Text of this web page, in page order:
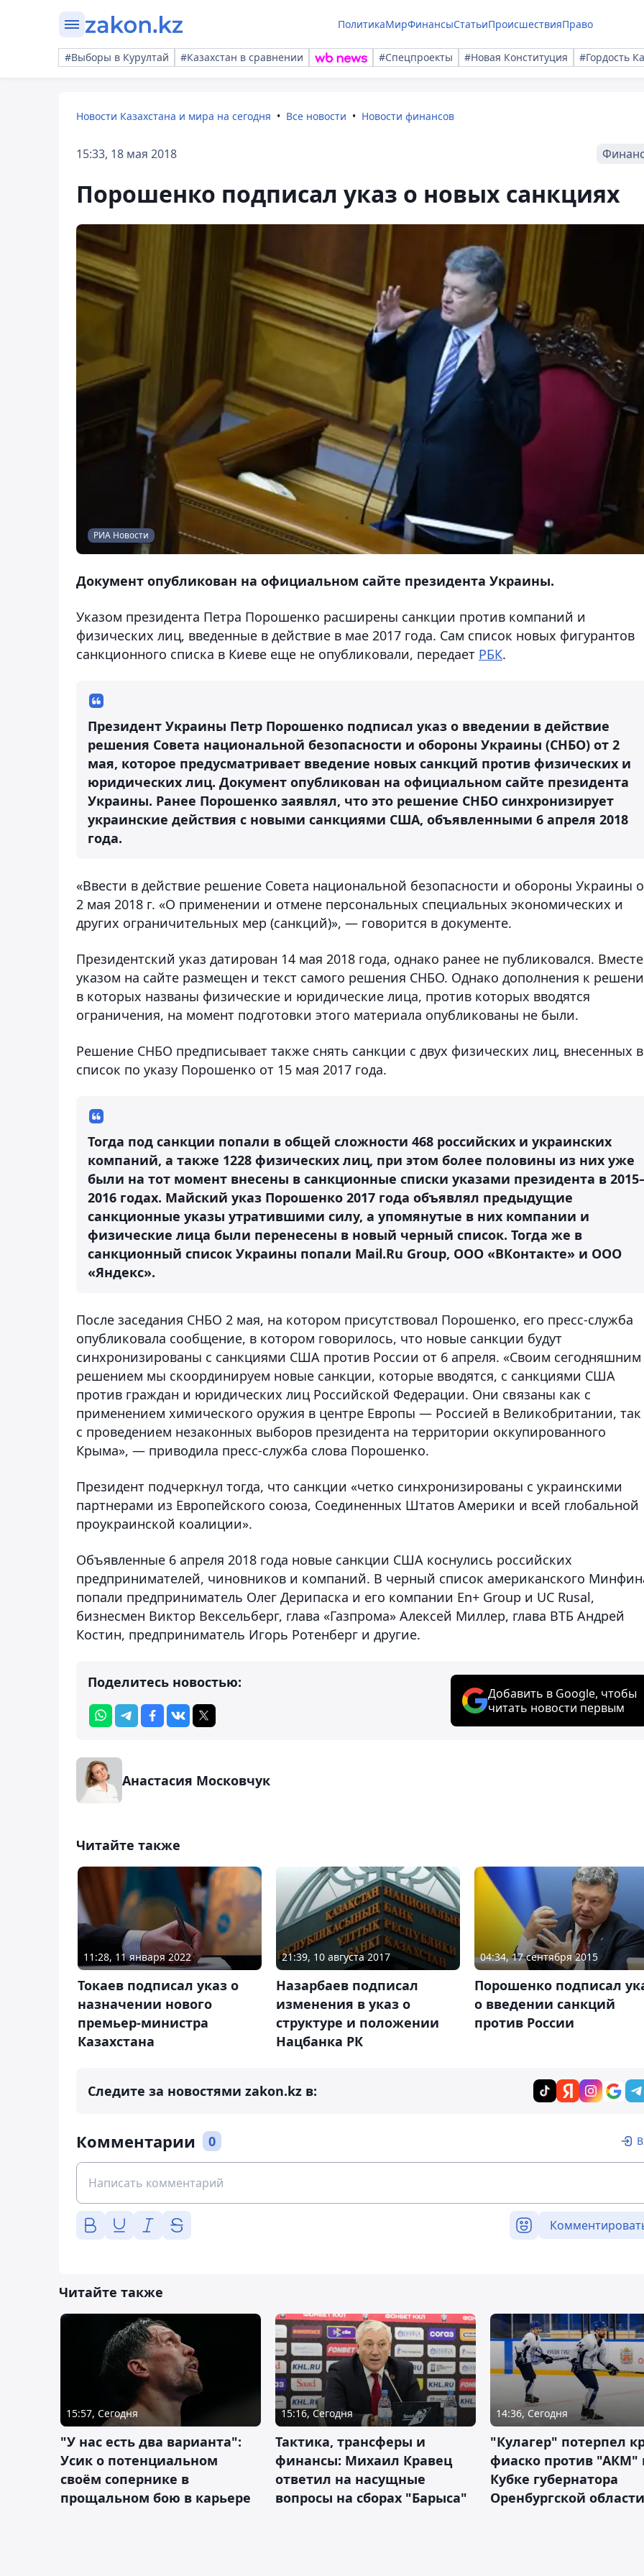
ПолитикаМирФинансыСтатьиПроисшествияПраво
#Выборы в Курултай #Казахстан в сравнении #Спецпроекты #Новая Конституция #Гордость
Новости Казахстана и мира на сегодня Все новости Новости финансов
15:33, 18 мая 2018
Порошенко подписал указ о новых санкциях
РИА Новости
Документ опубликован на официальном сайте президента Украины.
Указом президента Петра Порошенко расширены санкции против компаний и
физических лиц, введенные в действие в мае 2017 года. Сам список новых фигурантов
санкционного списка в Киеве еще не опубликовали, передает РБК.
Президент Украины Петр Порошенко подписал указ о введении в действие
решения Совета национальной безопасности и обороны Украины (СНБО) от 2
мая, которое предусматривает введение новых санкций против физических и
юридических лиц. Документ опубликован на официальном сайте президента
Украины. Ранее Порошенко заявлял, что это решение СНБО синхронизирует
украинские действия с новыми санкциями США, объявленными 6 апреля 2018
года.
«Ввести в действие решение Совета национальной безопасности и обороны Украины
2 мая 2018 г. «О применении и отмене персональных специальных экономических и
других ограничительных мер (санкций)», — говорится в документе.
Президентский указ датирован 14 мая 2018 года, однако ранее не публиковался.
указом на сайте размещен и текст самого решения СНБО. Однако дополнения к
в которых названы физические и юридические лица, против которых вводятся
ограничения, на момент подготовки этого материала опубликованы не были.
Решение СНБО предписывает также снять санкции с двух физических лиц, внесенных в
список по указу Порошенко от 15 мая 2017 года.
Тогда под санкции попали в общей сложности 468 российских и украинских
компаний, а также 1228 физических лиц, при этом более половины из них уже
были на тот момент внесены в санкционные списки указами президента в
2016 годах. Майский указ Порошенко 2017 года объявлял предыдущие
санкционные указы утратившими силу, а упомянутые в них компании и
физические лица были перенесены в новый черный список. Тогда же в
санкционный список Украины попали Mail.Ru Group, ООО «ВКонтакте» и ООО
«Яндекс».
После заседания СНБО 2 мая, на котором присутствовал Порошенко, его пресс-служба
опубликовала сообщение, в котором говорилось, что новые санкции будут
синхронизированы с санкциями США против России от 6 апреля. «Своим сегодняшним
решением мы скоординируем новые санкции, которые вводятся, с санкциями США
против граждан и юридических лиц Российской Федерации. Они связаны как с
применением химического оружия в центре Европы — Россией в Великобритании,
с проведением незаконных выборов президента на территории оккупированного
Крыма», — приводила пресс-служба слова Порошенко.
Президент подчеркнул тогда, что санкции «четко синхронизированы с украинскими
партнерами из Европейского союза, Соединенных Штатов Америки и всей глобальной
проукраинской коалиции».
Объявленные 6 апреля 2018 года новые санкции США коснулись российских
предпринимателей, чиновников и компаний. В черный список американского
попали предприниматель Олег Дерипаска и его компании En+ Group и UC Rusal,
бизнесмен Виктор Вексельберг, глава «Газпрома» Алексей Миллер, глава ВТБ Андрей
Костин, предприниматель Игорь Ротенберг и другие.
Поделитесь новостью:
Добавить в Google, чтобы
читать новости первым
Анастасия Московчук
Читайте также
11:28, 11 января 2022
Токаев подписал указ о
назначении нового
премьер-министра
Казахстана
21:39, 10 августа 2017
Назарбаев подписал
изменения в указ о
структуре и положении
Нацбанка РК
04:34, 17 сентября 2015
Порошенко подписал
о введении санкций
против России
Следите за новостями zakon.kz в:
Комментарии 0
Читайте также
15:57, Сегодня
"У нас есть два варианта":
Усик о потенциальном
своём сопернике в
прощальном бою в карьере
15:16, Сегодня
Тактика, трансферы и
финансы: Михаил Кравец
ответил на насущные
вопросы на сборах "Барыса"
14:36, Сегодня
"Кулагер" потерпел
фиаско против "АКМ"
Кубке губернатора
Оренбургской области